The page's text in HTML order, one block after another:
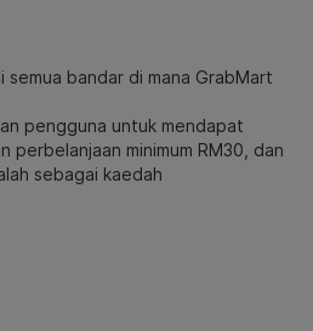
semua bandar di mana GrabMart
pengguna untuk mendapat
perbelanjaan minimum RM30, dan
sebagai kaedah